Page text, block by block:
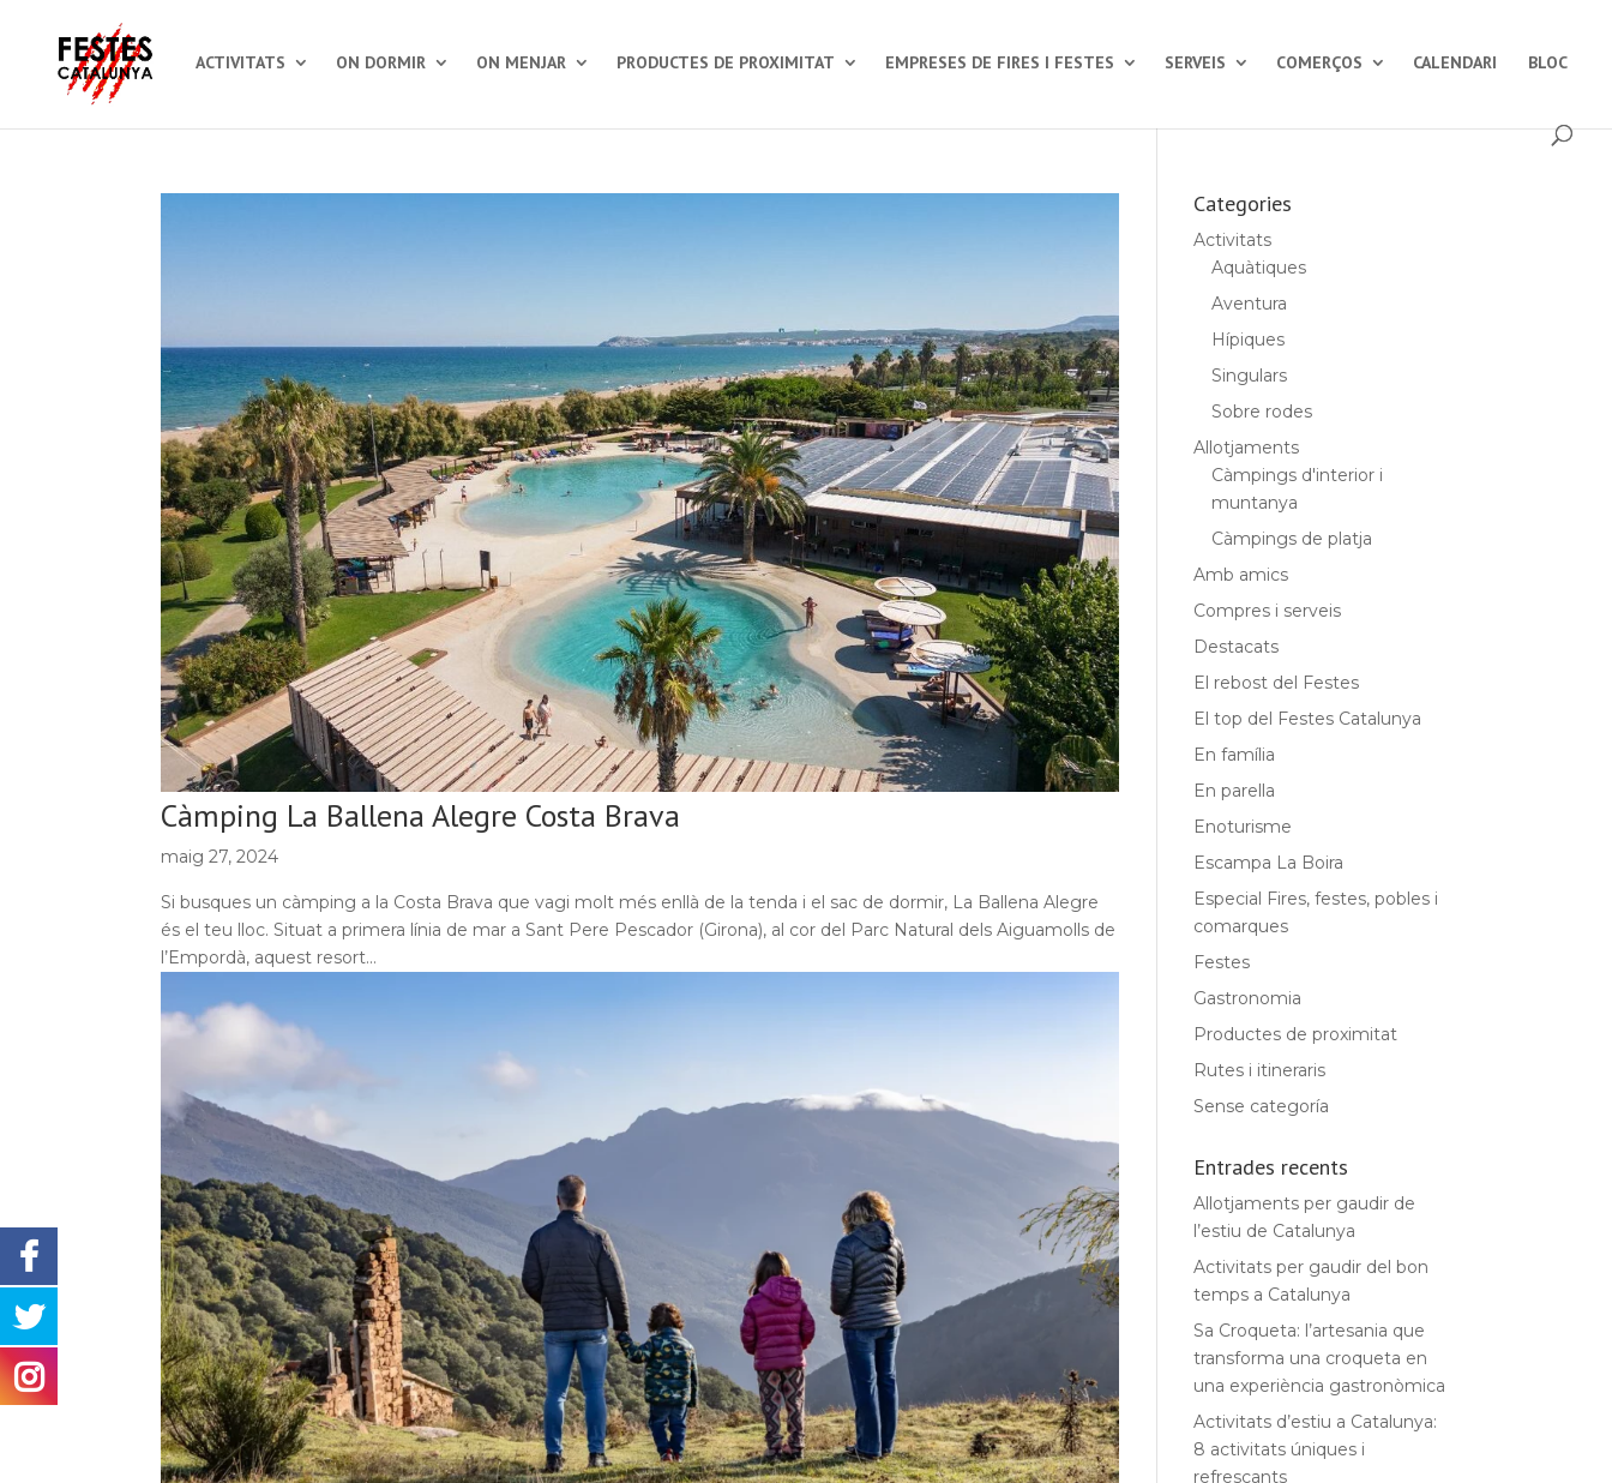
ACTIVITATS ON DORMIR ON MENJAR PRODUCTES DE PROXIMITAT EMPRESES DE FIRES I FESTES SERVEIS COMERÇOS CALENDARI BLOC
Càmping La Ballena Alegre Costa Brava
maig 27, 2024
Si busques un càmping a la Costa Brava que vagi molt més enllà de la tenda i el sac de dormir, La Ballena Alegre
és el teu lloc. Situat a primera línia de mar a Sant Pere Pescador (Girona), al cor del Parc Natural dels Aiguamolls de
l’Empordà, aquest resort...
Categories
Activitats
Aquàtiques
Aventura
Hípiques
Singulars
Sobre rodes
Allotjaments
Càmpings d'interior i
muntanya
Càmpings de platja
Amb amics
Compres i serveis
Destacats
El rebost del Festes
El top del Festes Catalunya
En família
En parella
Enoturisme
Escampa La Boira
Especial Fires, festes, pobles i
comarques
Festes
Gastronomia
Productes de proximitat
Rutes i itineraris
Sense categoría
Entrades recents
Allotjaments per gaudir de
l’estiu de Catalunya
Activitats per gaudir del bon
temps a Catalunya
Sa Croqueta: l’artesania que
transforma una croqueta en
una experiència gastronòmica
Activitats d’estiu a Catalunya:
8 activitats úniques i
refrescants